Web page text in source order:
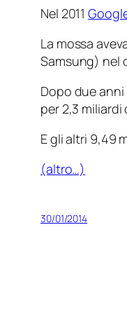
Nel 2011
La mossa
Samsung) nel
Dopo due anni
per 2,3 miliardi
E gli altri 9,49
(altro…)
30/01/2014